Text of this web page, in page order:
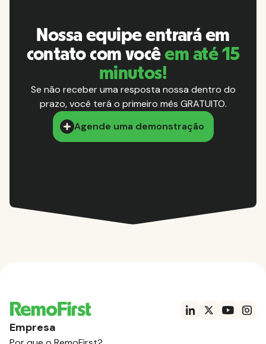
Nossa equipe entrará em
contato com vocêem até 15
minutos!
Se não receber uma resposta nossa dentro do
prazo, você terá o primeiro mês GRATUITO.
Agende uma demonstração
Empresa